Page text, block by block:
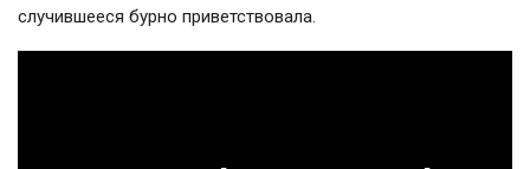
случившееся бурно приветствовала.